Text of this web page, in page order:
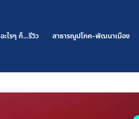
อะไรๆ ก็…รีวิว สาธารณูปโภค-พัฒนาเมือง